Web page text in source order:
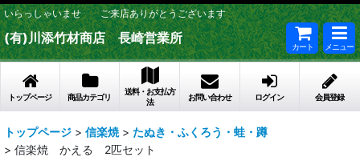
いらっしゃいませ ご来店ありがとうございます
(有)川添竹材商店 長崎営業所
カート メニュー
トップページ 商品カテゴリ
送料・お支払方
法
お問い合わせ ログイン 会員登録
トップページ > 信楽焼 > たぬき・ふくろう・蛙・蹲
> 信楽焼 かえる 2匹セット